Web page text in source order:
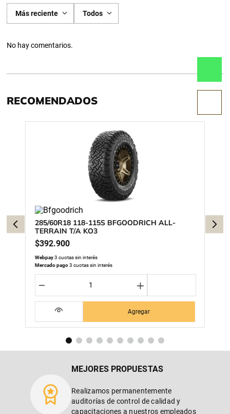
Más reciente Todos
No hay comentarios.
RECOMENDADOS
285/60R18 118-115S BFGOODRICH ALL-
TERRAIN T/A KO3
$392.900
Webpay3 cuotas sin interés
Mercado pago3 cuotas sin interés
＋
－
Agregar
MEJORES PROPUESTAS
Realizamos permanentemente
auditorías de control de calidad y
capacitaciones a nuestros empleados